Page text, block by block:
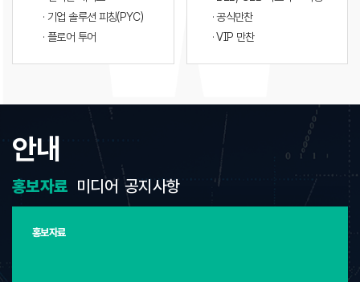
· 기업 솔루션 피칭(PYC)
· 플로어 투어
· 공식만찬
· VIP 만찬
안내
홍보자료
홍보자료
미디어 공지사항